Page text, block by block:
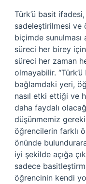
Türk’ü basit
sadeleştirilmesi ve
biçimde sunulması
süreci her birey
süreci her zaman
olmayabilir. “Türk’ü
bağlamdaki yeri,
nasıl etki ettiği ve
daha faydalı
düşünmemiz
öğrencilerin farklı
önünde
iyi şekilde açığa
sadece
öğrencinin kendi